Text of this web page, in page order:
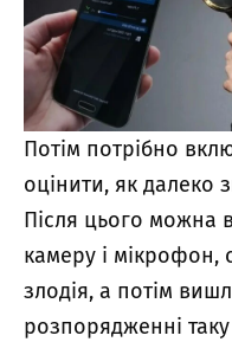
Потім потрібно
оцінити, як далеко
Після цього можна
камеру і
злодія, а потім
розпорядженні